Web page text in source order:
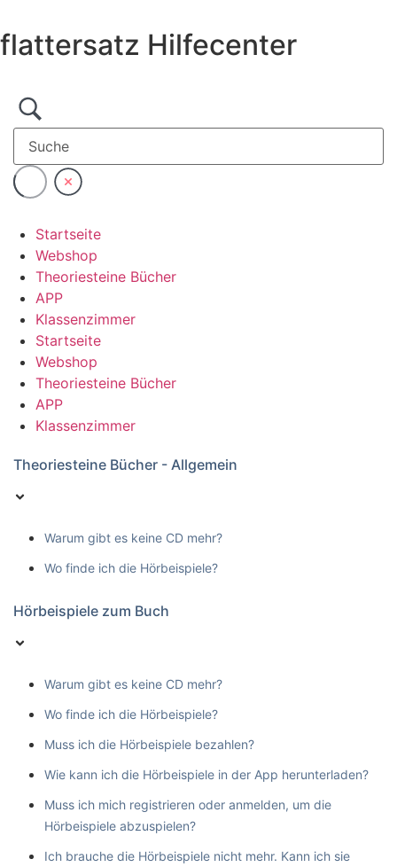
Inhalt
wechseln
flattersatz Hilfecenter
Startseite
Webshop
Theoriesteine Bücher
APP
Klassenzimmer
Startseite
Webshop
Theoriesteine Bücher
APP
Klassenzimmer
Theoriesteine Bücher - Allgemein
Warum gibt es keine CD mehr?
Wo finde ich die Hörbeispiele?
Hörbeispiele zum Buch
Warum gibt es keine CD mehr?
Wo finde ich die Hörbeispiele?
Muss ich die Hörbeispiele bezahlen?
Wie kann ich die Hörbeispiele in der App herunterladen?
Muss ich mich registrieren oder anmelden, um die
Hörbeispiele abzuspielen?
Ich brauche die Hörbeispiele nicht mehr. Kann ich sie